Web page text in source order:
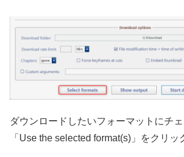
ダウンロードしたいフォーマットにチ
「Use the selected format(s)」をクリッ